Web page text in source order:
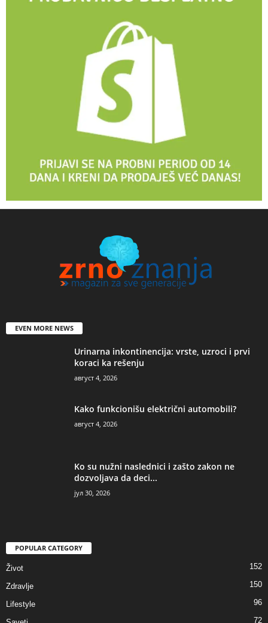
EVEN MORE NEWS
Urinarna inkontinencija: vrste, uzroci i prvi
koraci ka rešenju
август 4, 2026
Kako funkcionišu električni automobili?
август 4, 2026
Ko su nužni naslednici i zašto zakon ne
dozvoljava da deci...
јул 30, 2026
POPULAR CATEGORY
Život 152
Zdravlje 150
Lifestyle 96
72